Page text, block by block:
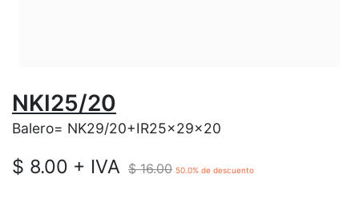
NKI25/20
Balero= NK29/20+IR25x29x20
$ 8.00 + IVA $16.00 50.0% de descuento